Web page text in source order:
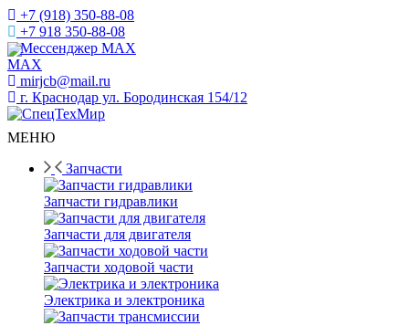
+7 (918) 350-88-08
+7 918 350-88-08
Мессенджер MAX
mirjcb@mail.ru
г. Краснодар ул. Бородинская 154/12
МЕНЮ
Запчасти
Запчасти гидравлики
Запчасти для двигателя
Запчасти ходовой части
Электрика и электроника